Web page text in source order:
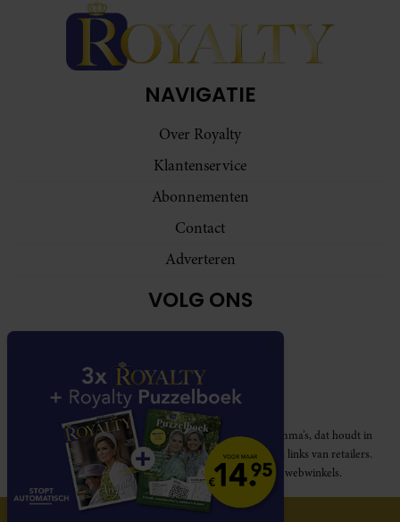
NAVIGATIE
Over Royalty
Klantenservice
Abonnementen
Contact
Adverteren
VOLG ONS
Royalty participeert in diverse affiliate marketing programma’s, dat houdt in
dat Royalty commissies ontvangt voor aankopen middels links van retailers.
Deze website wordt niet gesponsord door de genoemde webwinkels.